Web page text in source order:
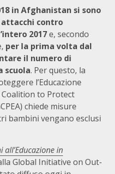
in Afghanistan si sono
contro
2017e, secondo
per la prima volta dal
il numero di
scuola. Per questo, la
l’Educazione
to Protect
chiede misure
bambini vengano esclusi
all’Educazione in
Global Initiative on Out-